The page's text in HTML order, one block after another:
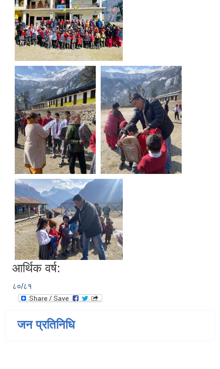
आर्थिक वर्ष:
८०/८१
जन प्रतिनिधि